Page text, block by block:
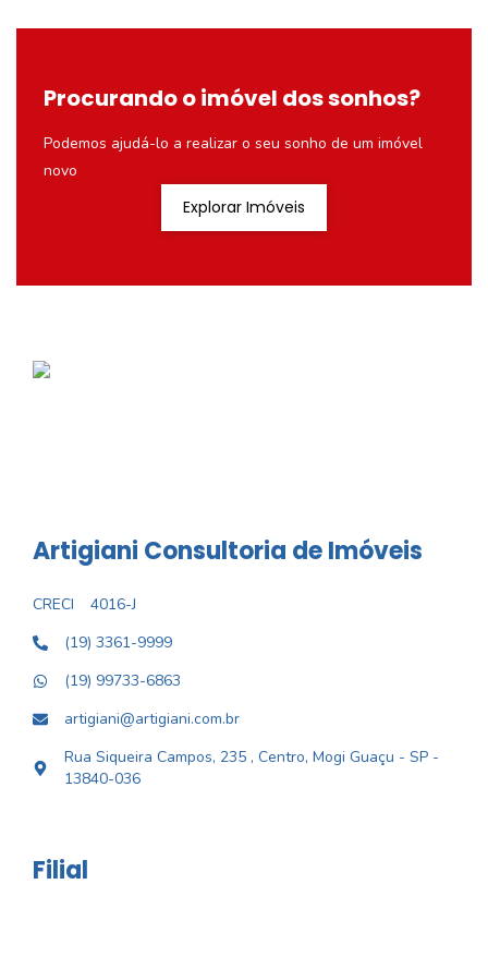
Procurando o imóvel dos sonhos?
Podemos ajudá-lo a realizar o seu sonho de um imóvel
novo
Explorar Imóveis
Artigiani Consultoria de Imóveis
CRECI
4016-J
(19) 3361-9999
(19) 99733-6863
artigiani@artigiani.com.br
Rua Siqueira Campos, 235 , Centro, Mogi Guaçu - SP -
13840-036
Filial